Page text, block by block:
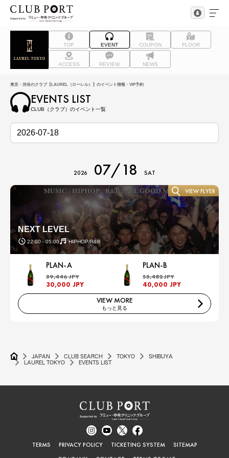
TOP EVENT COUPON FLOOR
ACCESS REVIEW NEWS
東京・渋谷のクラブ【LAUREL（ローレル）】のイベント情報・VIP予約
EVENTS LIST
CLUB（クラブ）のイベント一覧
2026 07/18 SAT
NEXT LEVEL
22:00 - 05:00 HIPHOP/R&B
VIEW FLYER
PLAN-A
39,446 JPY
30,000 JPY
PLAN-B
53,482 JPY
40,000 JPY
VIEW MORE
もっと見る
JAPAN CLUB SEARCH TOKYO
SHIBUYA
LAUREL TOKYO
EVENTS LIST
TERMS PRIVACY POLICY TICKETING SYSTEM
SITEMAP